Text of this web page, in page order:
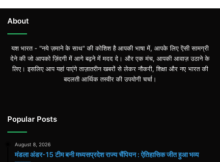
About
यश भारत - "नये ज़माने के साथ" की कोशिश है आपकी भाषा में, आपके लिए ऎसी सामग्री
देने की जो आपको ज़िंदगी में आगे बढ़ने में मदद दे। और एक मंच, आपकी आवाज़ उठाने के
लिए। इसलिए आप यहां पाएंगे ताज़ातरीन खबरों से लेकर नौकरी, शिक्षा और नए भारत की
बदलती आर्थिक तस्वीर की उपयोगी चर्चा।
Popular Posts
August 8, 2026
मंडला अंडर-15 टीम बनी मध्यसप्रदेश राज्य चैंपियन : ऐतिहासिक जीत हुआ भव्य